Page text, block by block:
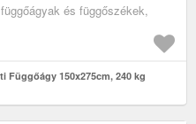
és függőszékek,
Függőágy 150x275cm, 240 kg